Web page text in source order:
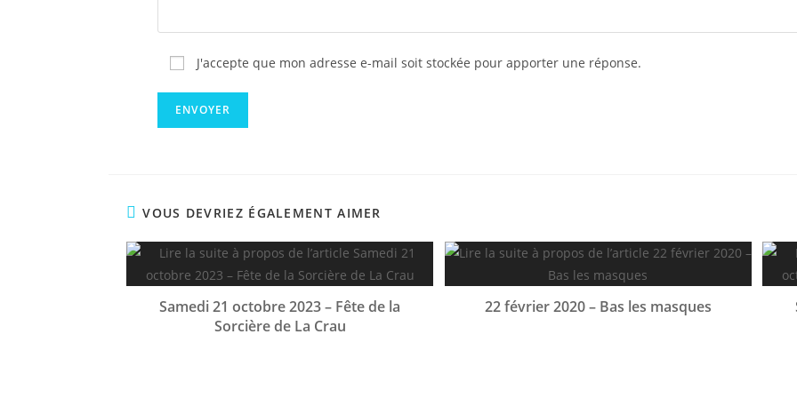
J'accepte que mon adresse e-mail soit stockée pour apporter une réponse.
VOUS DEVRIEZ ÉGALEMENT AIMER
Samedi 21 octobre 2023 – Fête de la
Sorcière de La Crau
22 février 2020 – Bas les masques